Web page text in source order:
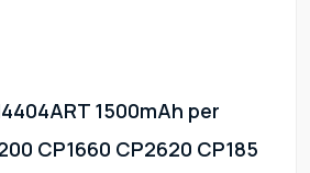
1500mAh per
CP1660 CP2620 CP185